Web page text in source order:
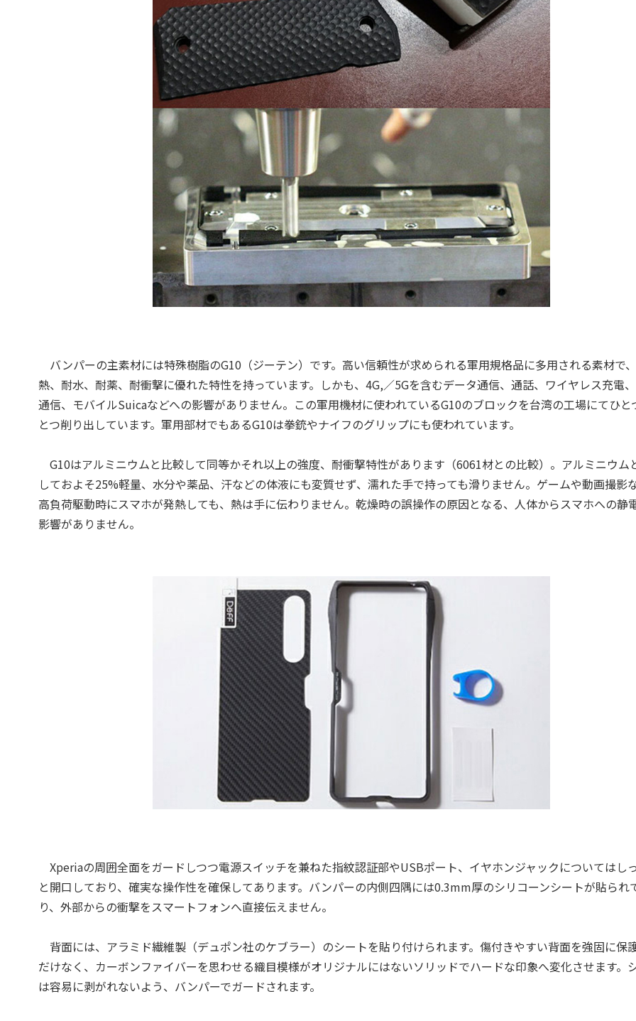
バンパーの主素材には特殊樹脂のG10（ジーテン）です。高い信頼性が求められる軍用規格品に多用される素材で
熱、耐水、耐薬、耐衝撃に優れた特性を持っています。しかも、4G,／5Gを含むデータ通信、通話、ワイヤレス充電
通信、モバイルSuicaなどへの影響がありません。この軍用機材に使われているG10のブロックを台湾の工場にてひと
とつ削り出しています。軍用部材でもあるG10は拳銃やナイフのグリップにも使われています。
G10はアルミニウムと比較して同等かそれ以上の強度、耐衝撃特性があります（6061材との比較）。アルミニウム
しておよそ25%軽量、水分や薬品、汗などの体液にも変質せず、濡れた手で持っても滑りません。ゲームや動画撮影
高負荷駆動時にスマホが発熱しても、熱は手に伝わりません。乾燥時の誤操作の原因となる、人体からスマホへの静
影響がありません。
Xperiaの周囲全面をガードしつつ電源スイッチを兼ねた指紋認証部やUSBポート、イヤホンジャックについてはし
と開口しており、確実な操作性を確保してあります。バンパーの内側四隅には0.3mm厚のシリコーンシートが貼られ
り、外部からの衝撃をスマートフォンへ直接伝えません。
背面には、アラミド繊維製（デュポン社のケブラー）のシートを貼り付けられます。傷付きやすい背面を強固に保
だけなく、カーボンファイバーを思わせる織目模様がオリジナルにはないソリッドでハードな印象へ変化させます。
は容易に剥がれないよう、バンパーでガードされます。